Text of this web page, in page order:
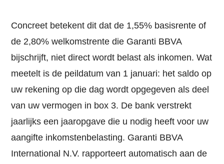
Concreet betekent dit dat de 1,55% basisrente of
de 2,80% welkomstrente die Garanti BBVA
bijschrijft, niet direct wordt belast als inkomen. Wat
meetelt is de peildatum van 1 januari: het saldo op
uw rekening op die dag wordt opgegeven als deel
van uw vermogen in box 3. De bank verstrekt
jaarlijks een jaaropgave die u nodig heeft voor uw
aangifte inkomstenbelasting. Garanti BBVA
International N.V. rapporteert automatisch aan de